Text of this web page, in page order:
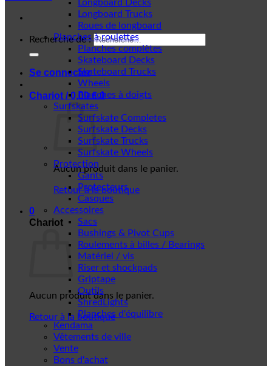
Recherche de :
Se connecter
Chariot /0,00€ 0
Aucun produit dans le panier.
Retour à la boutique
0
Chariot
Aucun produit dans le panier.
Retour à la boutique
Longboard Decks
Longboard Trucks
Roues de longboard
Planches à roulettes
Planches complètes
Skateboard Decks
Skateboard Trucks
Wheels
Planches à doigts
Surfskates
Surfskate Completes
Surfskate Decks
Surfskate Trucks
Surfskate Wheels
Protection
Gants
Protecteurs
Casques
Accessoires
Sacs
Bushings & Pivot Cups
Roulements à billes / Bearings
Matériel / vis
Riser et shockpads
Griptape
Outils
ShredLights
Planches d'équilibre
Kendama
Vêtements de ville
Vente
Bons d'achat